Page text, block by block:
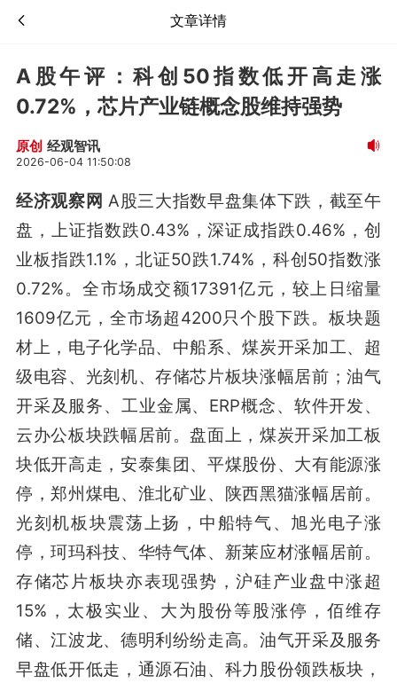
文章详情
A股午评：科创50指数低开高走涨
0.72%，芯片产业链概念股维持强势
原创 经观智讯
2026-06-04 11:50:08
经济观察网 A股三大指数早盘集体下跌，截至午
盘，上证指数跌0.43%，深证成指跌0.46%，创
业板指跌1.1%，北证50跌1.74%，科创50指数涨
0.72%。全市场成交额17391亿元，较上日缩量
1609亿元，全市场超4200只个股下跌。板块题
材上，电子化学品、中船系、煤炭开采加工、超
级电容、光刻机、存储芯片板块涨幅居前；油气
开采及服务、工业金属、ERP概念、软件开发、
云办公板块跌幅居前。盘面上，煤炭开采加工板
块低开高走，安泰集团、平煤股份、大有能源涨
停，郑州煤电、淮北矿业、陕西黑猫涨幅居前。
光刻机板块震荡上扬，中船特气、旭光电子涨
停，珂玛科技、华特气体、新莱应材涨幅居前。
存储芯片板块亦表现强势，沪硅产业盘中涨超
15%，太极实业、大为股份等股涨停，佰维存
储、江波龙、德明利纷纷走高。油气开采及服务
早盘低开低走，通源石油、科力股份领跌板块，